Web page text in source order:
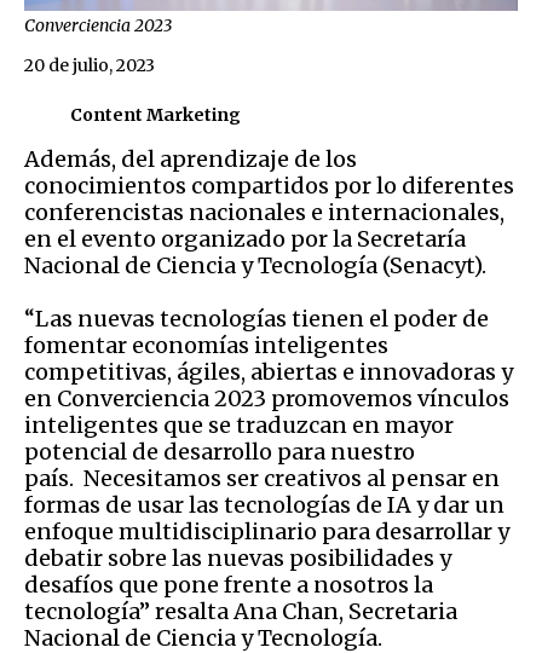
Converciencia 2023
Content Marketing
20 de julio, 2023
Además, del aprendizaje de los
conocimientos compartidos por lo diferentes
conferencistas nacionales e internacionales,
en el evento organizado por la Secretaría
Nacional de Ciencia y Tecnología (Senacyt).
“Las nuevas tecnologías tienen el poder de
fomentar economías inteligentes
competitivas, ágiles, abiertas e innovadoras y
en Converciencia 2023 promovemos vínculos
inteligentes que se traduzcan en mayor
potencial de desarrollo para nuestro
país. Necesitamos ser creativos al pensar en
formas de usar las tecnologías de IA y dar un
enfoque multidisciplinario para desarrollar y
debatir sobre las nuevas posibilidades y
desafíos que pone frente a nosotros la
tecnología” resalta Ana Chan, Secretaria
Nacional de Ciencia y Tecnología.